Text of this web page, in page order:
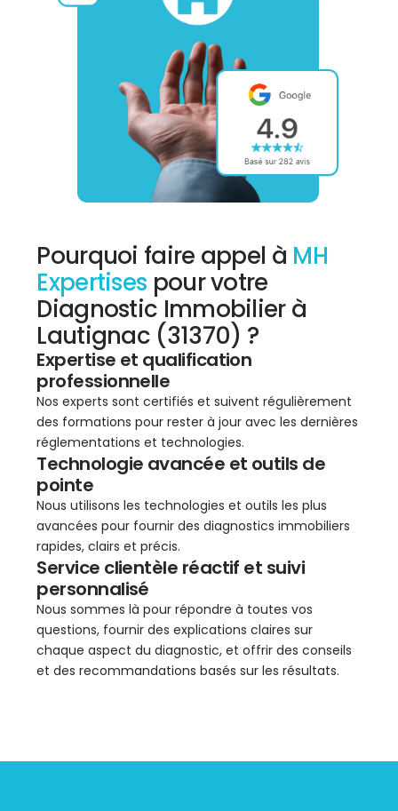
Pourquoi faire appel à MH
Expertises pour votre
Diagnostic Immobilier à
Lautignac (31370) ?
Expertise et qualification
professionnelle
Nos experts sont certifiés et suivent régulièrement
des formations pour rester à jour avec les dernières
réglementations et technologies.
Technologie avancée et outils de
pointe
Nous utilisons les technologies et outils les plus
avancées pour fournir des diagnostics immobiliers
rapides, clairs et précis.
Service clientèle réactif et suivi
personnalisé
Nous sommes là pour répondre à toutes vos
questions, fournir des explications claires sur
chaque aspect du diagnostic, et offrir des conseils
et des recommandations basés sur les résultats.